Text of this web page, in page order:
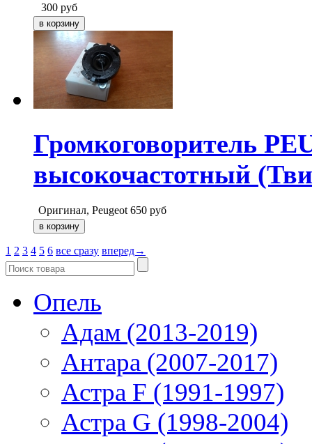
300 руб
Громкоговоритель
высокочастотный
Оригинал, Peugeot 650 руб
1 2 3 4 5 6 все сразу вперед→
Опель
Адам (2013-2019)
Антара (2007-2017)
Астра F (1991-1997)
Астра G (1998-2004)